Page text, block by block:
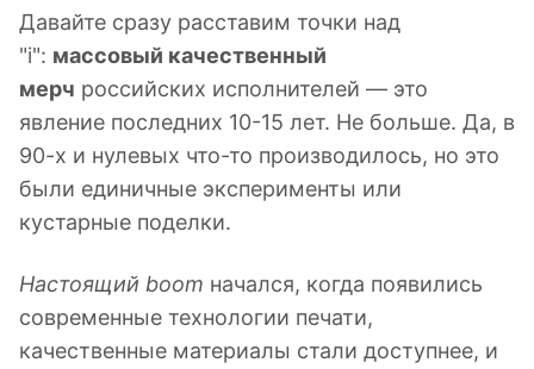
Давайте сразу расставим точки над
"i": массовый качественный
мерч российских исполнителей — это
явление последних 10-15 лет. Не больше. Да, в
90-х и нулевых что-то производилось, но это
были единичные эксперименты или
кустарные поделки.
Настоящий boom начался, когда появились
современные технологии печати,
качественные материалы стали доступнее, и